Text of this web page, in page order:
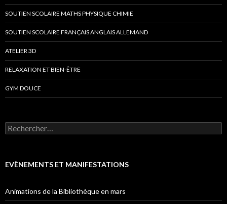
SOUTIEN SCOLAIRE MATHS PHYSIQUE CHIMIE
SOUTIEN SCOLAIRE FRANÇAIS ANGLAIS ALLEMAND
ATELIER 3D
RELAXATION ET BIEN-ÊTRE
GYM DOUCE
Rechercher :
EVÈNEMENTS ET MANIFESTATIONS
Animations de la Bibliothèque en mars